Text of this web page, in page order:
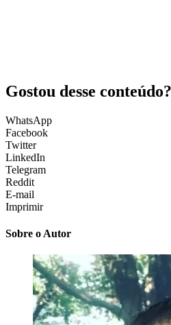
Gostou desse
WhatsApp
Facebook
Twitter
LinkedIn
Telegram
Reddit
E-mail
Imprimir
Sobre o Autor